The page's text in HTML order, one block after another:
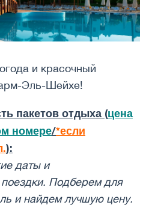
и красочный
Эль-Шейхе!
пакетов отдыха (цена
номере/*если
):
даты и
Подберем для
и найдем лучшую цену.